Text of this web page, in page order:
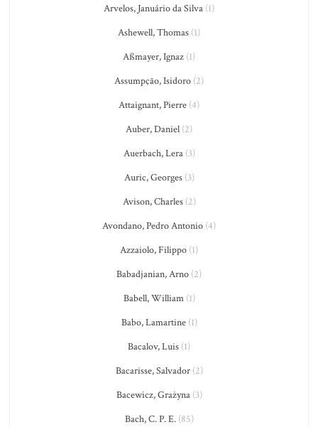
Arvelos, Januário da Silva (1)
Ashewell, Thomas (1)
Aßmayer, Ignaz (1)
Assumpção, Isidoro (2)
Attaignant, Pierre (4)
Auber, Daniel (2)
Auerbach, Lera(3)
Auric, Georges(3)
Avison, Charles(2)
Avondano, Pedro Antonio (4)
Azzaiolo, Filippo (1)
Babadjanian, Arno (2)
Babell, William(1)
Babo, Lamartine(1)
Bacalov, Luis (1)
Bacarisse, Salvador(2)
Bacewicz, Grażyna(3)
Bach, C. P. E.(85)